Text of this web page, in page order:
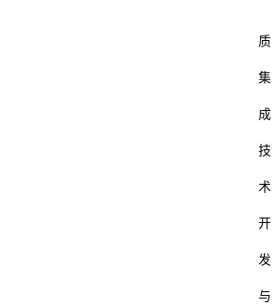
质
集
成
技
术
开
发
与